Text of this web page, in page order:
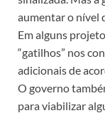
aumentar o nível
Em alguns
“gatilhos” nos
adicionais de
O governo
para viabilizar